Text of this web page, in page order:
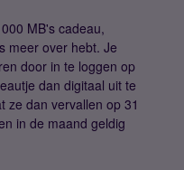
MB's cadeau,
meer over hebt. Je
door in te loggen op
dan digitaal uit te
ze dan vervallen op 31
in de maand geldig